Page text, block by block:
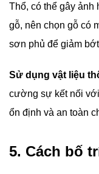
Thổ, có thể gây
gỗ, nên chọn gỗ có
sơn phủ để giảm
Sử dụng vật liệu
cường sự kết nối
ổn định và an toàn
5. Cách bố